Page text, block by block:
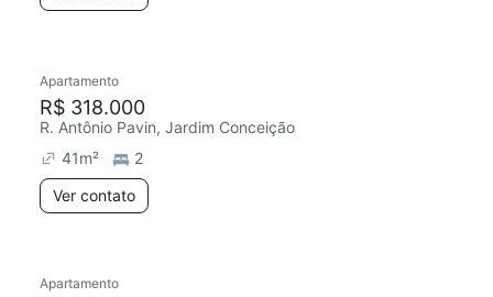
Chegou este mês
Apartamento
R$ 318.000
R. Antônio Pavin, Jardim Conceição
41m²
2
Ver contato
Chegou este mês
Apartamento